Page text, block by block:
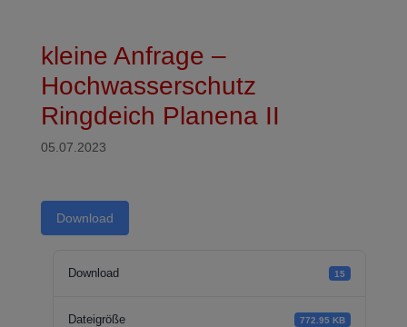
kleine Anfrage –
Hochwasserschutz
Ringdeich Planena II
05.07.2023
Download
Download 15
Dateigröße 772.95 KB